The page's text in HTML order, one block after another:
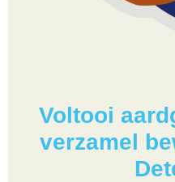
Voltooi
verzamel